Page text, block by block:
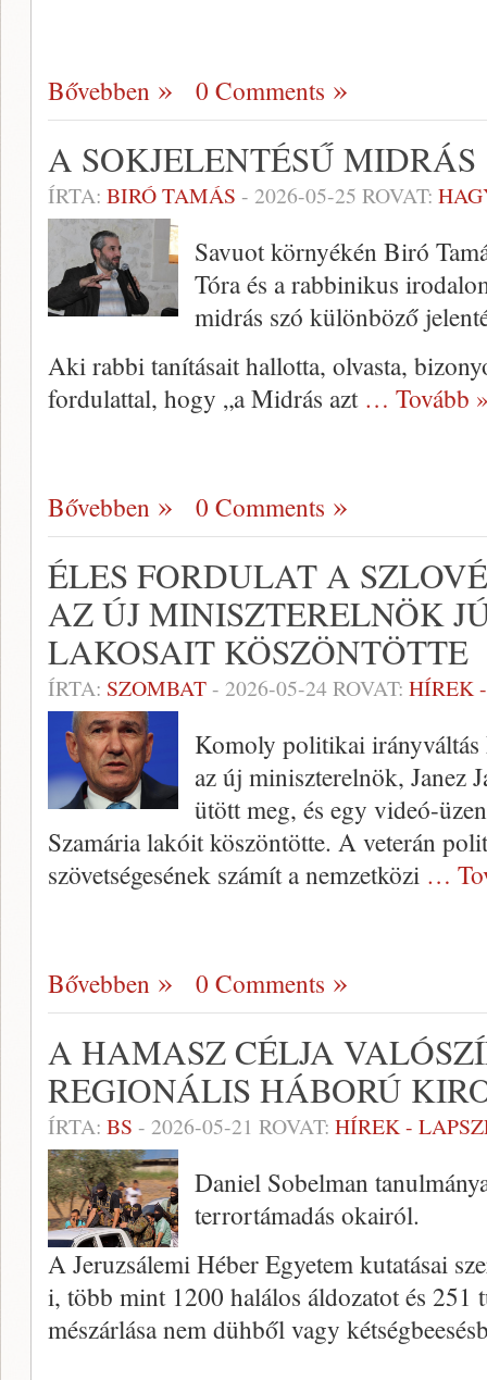
Bővebben 0 Comments
A SOKJELENTÉSŰ MIDRÁS
ÍRTA: BIRÓ TAMÁS - 2026-05-25 ROVAT:
Savuot környékén Biró
Tóra és a rabbinikus
midrás szó különböző
Aki rabbi tanításait hallotta, olvasta,
fordulattal, hogy „a Midrás azt … Tovább
Bővebben 0 Comments
ÉLES FORDULAT A
AZ ÚJ MINISZTERELNÖK
LAKOSAIT KÖSZÖNTÖTTE
ÍRTA: SZOMBAT- 2026-05-24ROVAT: HÍREK
Komoly politikai
az új miniszterelnök, Janez
ütött meg, és egy videó-
Szamária lakóit köszöntötte. A veterán
szövetségesének számít a nemzetközi …
Bővebben 0 Comments
A HAMASZ CÉLJA
REGIONÁLIS HÁBORÚ
ÍRTA: BS - 2026-05-21 ROVAT: HÍREK -
Daniel Sobelman
terrortámadás okairól.
A Jeruzsálemi Héber Egyetem kutatásai
i, több mint 1200 halálos áldozatot és 251
mészárlása nem dühből vagy